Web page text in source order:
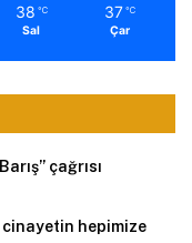
38 ℃
Sal
37 ℃
Çar
çağrısı
cinayetin hepimize